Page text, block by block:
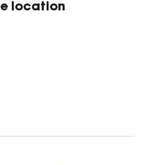
cuisine, une salle à manger,
de réunion et même
tous les adhérents. Des
d'une imprimante
sur demande.
du Helder, il s'inscrit dans
de commerces et de
excellente accessibilité
l'arrêt Opéra à proximité.
location